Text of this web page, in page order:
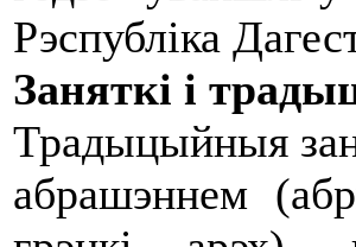
Рэспубліка
Заняткі і
Традыцыйныя
абрашэннем